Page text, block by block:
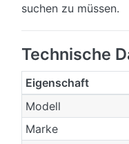
suchen zu müssen.
Technische
Eigenschaft
Modell
Marke